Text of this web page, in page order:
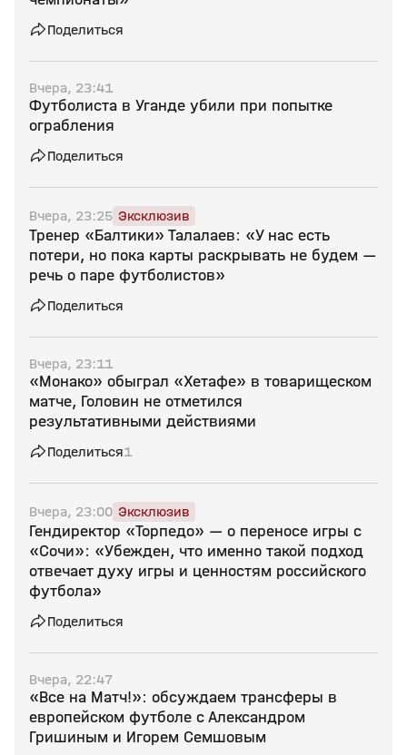
Поделиться
Вчера, 23:41
Футболиста в Уганде убили при попытке
ограбления
Поделиться
Вчера, 23:25 Эксклюзив
Тренер «Балтики» Талалаев: «У нас есть
потери, но пока карты раскрывать не будем —
речь о паре футболистов»
Поделиться
Вчера, 23:11
«Монако» обыграл «Хетафе» в товарищеском
матче, Головин не отметился
результативными действиями
Поделиться1
Вчера, 23:00 Эксклюзив
Гендиректор «Торпедо» — о переносе игры с
«Сочи»: «Убежден, что именно такой подход
отвечает духу игры и ценностям российского
футбола»
Поделиться
Вчера, 22:47
«Все на Матч!»: обсуждаем трансферы в
европейском футболе с Александром
Гришиным и Игорем Семшовым